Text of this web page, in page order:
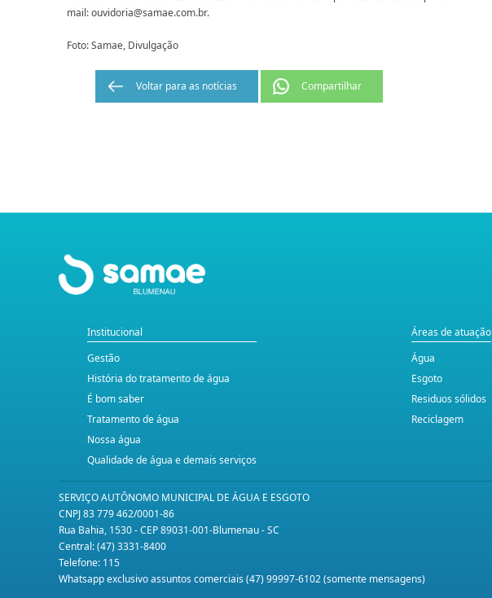
mail:ouvidoria@samae.com.br.
Foto: Samae, Divulgação
Voltar para as notícias Compartilhar
Institucional
Gestão
História do tratamento de água
É bom saber
Tratamento de água
Nossa água
Qualidade de água e demais serviços
Áreas de atuação
Água
Esgoto
Residuos sólidos
Reciclagem
SERVIÇO AUTÔNOMO MUNICIPAL DE ÁGUA E ESGOTO
CNPJ 83 779 462/0001-86
Rua Bahia, 1530 - CEP 89031-001-Blumenau - SC
Central: (47) 3331-8400
Telefone: 115
Whatsapp exclusivo assuntos comerciais (47) 99997-6102 (somente mensagens)